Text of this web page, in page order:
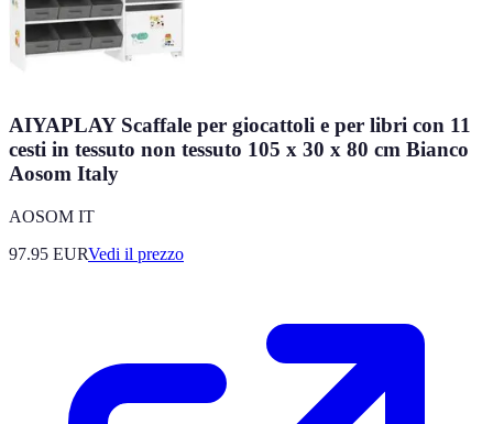
AIYAPLAY Scaffale per giocattoli e per libri con 11
cesti in tessuto non tessuto 105 x 30 x 80 cm Bianco
Aosom Italy
AOSOM IT
97.95 EURVedi il prezzo